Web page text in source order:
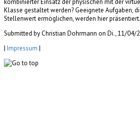
kombinierter Einsatz der physischen mit der
Klasse gestaltet werden? Geeignete Aufgaben,
Stellenwert ermöglichen, werden hier präsentiert.
Submitted by Christian Dohrmann on Di., 11/04/
| Impressum |